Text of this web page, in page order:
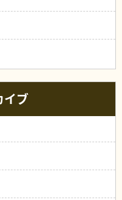
イブ